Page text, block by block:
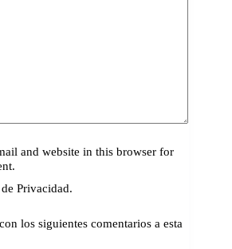
and website in this browser for
Privacidad.
los siguientes comentarios a esta